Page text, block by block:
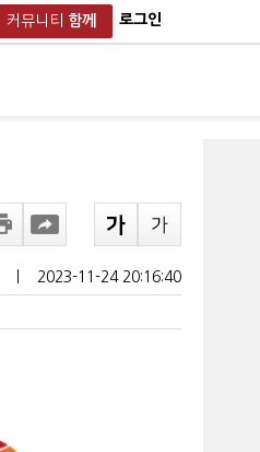
커뮤니티 함께 로그인
2023-11-24 20:16:40